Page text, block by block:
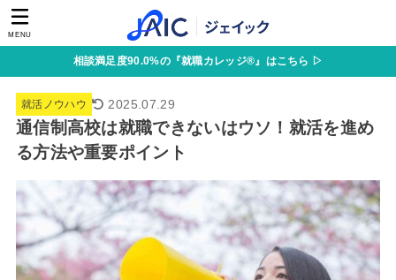
MENU
相談満足度90.0%の『就職カレッジ®』はこちら ▷
就活ノウハウ 2025.07.29
通信制高校は就職できないはウソ！就活を進め
る方法や重要ポイント